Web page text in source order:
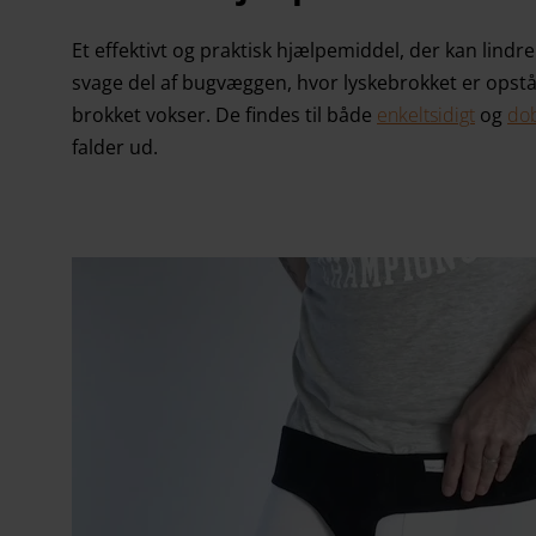
Et effektivt og praktisk hjælpemiddel, der kan
svage del af bugvæggen, hvor lyskebrokket er
brokket vokser. De findes til både enkeltsidigt og
falder ud.